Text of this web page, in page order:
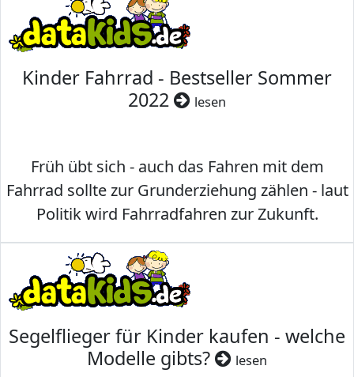
Kinder Fahrrad - Bestseller Sommer
2022
lesen
Früh übt sich - auch das Fahren mit dem
Fahrrad sollte zur Grunderziehung zählen - laut
Politik wird Fahrradfahren zur Zukunft.
Segelflieger für Kinder kaufen - welche
Modelle gibts?
lesen